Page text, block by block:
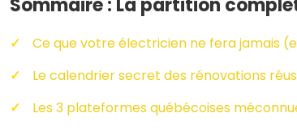
Sommaire : La partition
Ce que votre électricien ne fera jamais
Le calendrier secret des rénovations
Les 3 plateformes québécoises